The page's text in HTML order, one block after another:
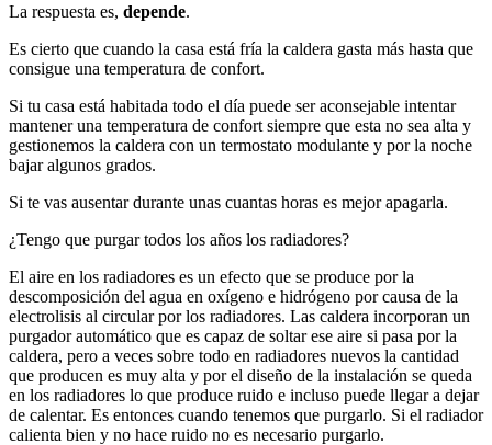
La respuesta es, depende.
Es cierto que cuando la casa está fría la caldera gasta más hasta que
consigue una temperatura de confort.
Si tu casa está habitada todo el día puede ser aconsejable intentar
mantener una temperatura de confort siempre que esta no sea alta y
gestionemos la caldera con un termostato modulante y por la noche
bajar algunos grados.
Si te vas ausentar durante unas cuantas horas es mejor apagarla.
¿Tengo que purgar todos los años los radiadores?
El aire en los radiadores es un efecto que se produce por la
descomposición del agua en oxígeno e hidrógeno por causa de la
electrolisis al circular por los radiadores. Las caldera incorporan un
purgador automático que es capaz de soltar ese aire si pasa por la
caldera, pero a veces sobre todo en radiadores nuevos la cantidad
que producen es muy alta y por el diseño de la instalación se queda
en los radiadores lo que produce ruido e incluso puede llegar a dejar
de calentar. Es entonces cuando tenemos que purgarlo. Si el radiador
calienta bien y no hace ruido no es necesario purgarlo.